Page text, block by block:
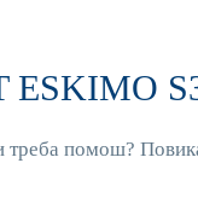
ESKIMO
треба помош?